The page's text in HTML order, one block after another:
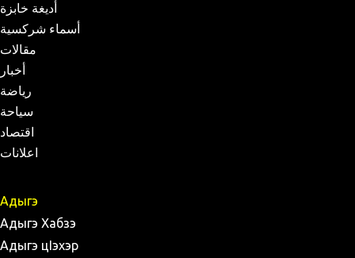
أديغة خابزة
أسماء شركسية
مقالات
أخبار
رياضة
سياحة
اقتصاد
اعلانات
Адыгэ
Адыгэ Хабзэ
Адыгэ цIэхэр